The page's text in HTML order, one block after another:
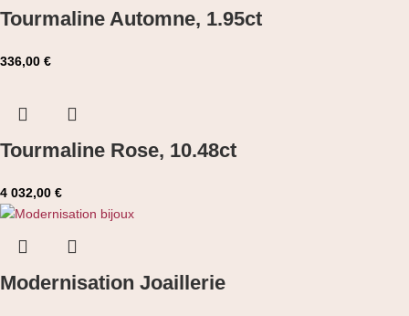
Tourmaline Automne, 1.95ct
336,00 €
Tourmaline Rose, 10.48ct
4 032,00 €
Modernisation Joaillerie